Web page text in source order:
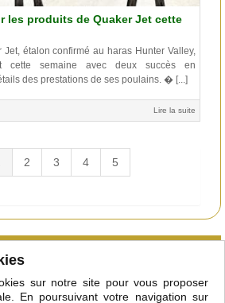
les produits de Quaker Jet cette
Jet, étalon confirmé au haras Hunter Valley,
cette semaine avec deux succès en
des prestations de ses poulains. � [...]
Lire la suite
2 3 4 5
ce que le club
étalonniers
Adhérer
Mentions légales
sur notre site pour vous proposer
En poursuivant votre navigation sur